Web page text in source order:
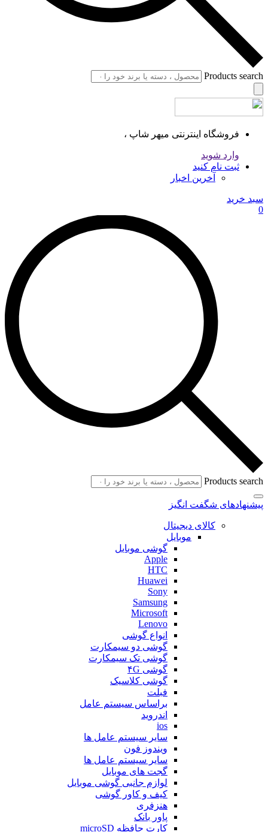
Products search
فروشگاه اینترنتی میهر شاپ ،
وارد شوید
ثبت نام کنید
آخرین اخبار
سبد خرید
0
Products search
پیشنهادهای شگفت انگیز
کالای دیجیتال
موبایل
گوشی موبایل
Apple
HTC
Huawei
Sony
Samsung
Microsoft
Lenovo
انواع گوشی
گوشی دو سیمکارت
گوشی تک سیمکارت
گوشی ۴G
گوشی کلاسیک
فبلت
براساس سیستم عامل
اندروید
ios
سایر سیستم عامل ها
ویندوز فون
سایر سیستم عامل ها
گجت های موبایل
لوازم جانبی گوشی موبایل
کیف و کاور گوشی
هنزفری
پاور بانک
کارت حافظه microSD